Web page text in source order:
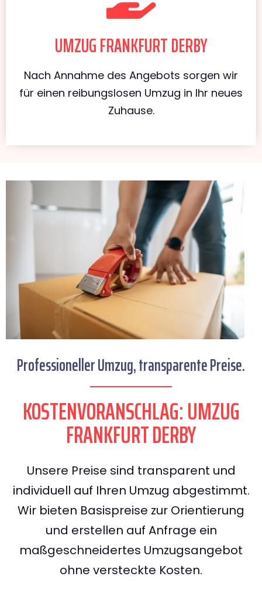
UMZUG FRANKFURT DERBY
Nach Annahme des Angebots sorgen wir
für einen reibungslosen Umzug in Ihr neues
Zuhause.
Professioneller Umzug, transparente Preise.
KOSTENVORANSCHLAG: UMZUG
FRANKFURT DERBY
Unsere Preise sind transparent und
individuell auf Ihren Umzug abgestimmt.
Wir bieten Basispreise zur Orientierung
und erstellen auf Anfrage ein
maßgeschneidertes Umzugsangebot
ohne versteckte Kosten.